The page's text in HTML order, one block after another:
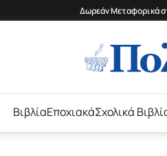
Δωρεάν Μεταφορικά
ΒιβλίαΕποχιακάΣχολικά